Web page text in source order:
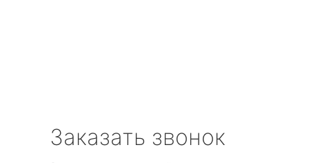
Заказать звонок